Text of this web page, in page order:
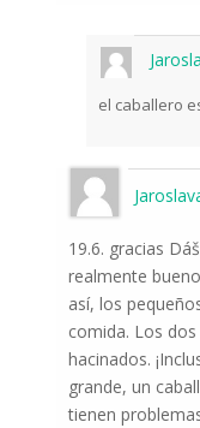
el caballero
19.6. gracias
realmente
así, los
comida. Los
hacinados.
grande, un
tienen